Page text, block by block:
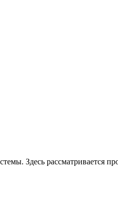
Здесь рассматривается